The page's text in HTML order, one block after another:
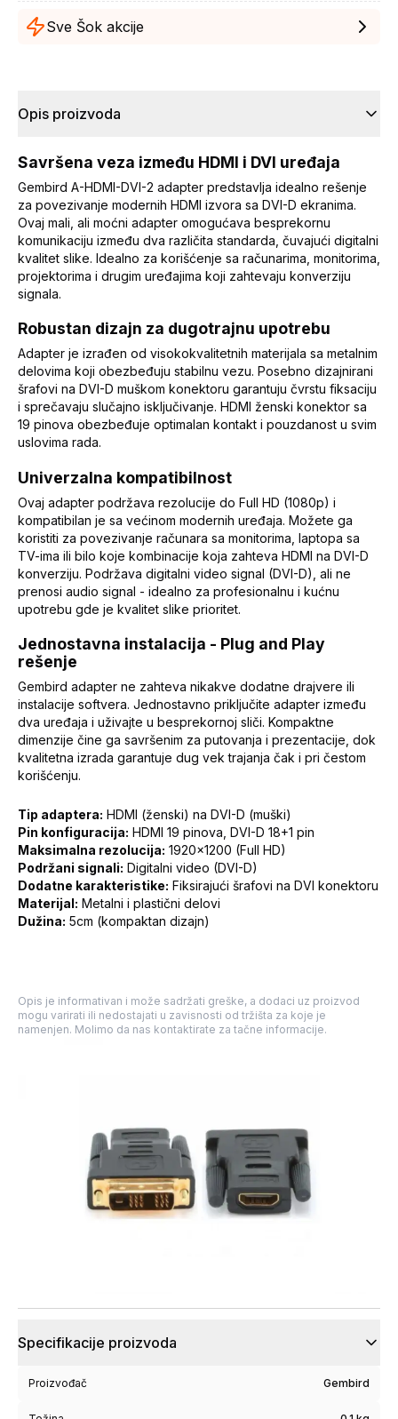
Sve Šok akcije
Opis proizvoda
Savršena veza između HDMI i DVI uređaja
Gembird A-HDMI-DVI-2 adapter predstavlja idealno rešenje
za povezivanje modernih HDMI izvora sa DVI-D ekranima.
Ovaj mali, ali moćni adapter omogućava besprekornu
komunikaciju između dva različita standarda, čuvajući digitalni
kvalitet slike. Idealno za korišćenje sa računarima, monitorima,
projektorima i drugim uređajima koji zahtevaju konverziju
signala.
Robustan dizajn za dugotrajnu upotrebu
Adapter je izrađen od visokokvalitetnih materijala sa metalnim
delovima koji obezbeđuju stabilnu vezu. Posebno dizajnirani
šrafovi na DVI-D muškom konektoru garantuju čvrstu fiksaciju
i sprečavaju slučajno isključivanje. HDMI ženski konektor sa
19 pinova obezbeđuje optimalan kontakt i pouzdanost u svim
uslovima rada.
Univerzalna kompatibilnost
Ovaj adapter podržava rezolucije do Full HD (1080p) i
kompatibilan je sa većinom modernih uređaja. Možete ga
koristiti za povezivanje računara sa monitorima, laptopa sa
TV-ima ili bilo koje kombinacije koja zahteva HDMI na DVI-D
konverziju. Podržava digitalni video signal (DVI-D), ali ne
prenosi audio signal - idealno za profesionalnu i kućnu
upotrebu gde je kvalitet slike prioritet.
Jednostavna instalacija - Plug and Play
rešenje
Gembird adapter ne zahteva nikakve dodatne drajvere ili
instalacije softvera. Jednostavno priključite adapter između
dva uređaja i uživajte u besprekornoj sliči. Kompaktne
dimenzije čine ga savršenim za putovanja i prezentacije, dok
kvalitetna izrada garantuje dug vek trajanja čak i pri čestom
korišćenju.
Tip adaptera: HDMI (ženski) na DVI-D (muški)
Pin konfiguracija: HDMI 19 pinova, DVI-D 18+1 pin
Maksimalna rezolucija: 1920x1200 (Full HD)
Podržani signali: Digitalni video (DVI-D)
Dodatne karakteristike: Fiksirajući šrafovi na DVI konektoru
Materijal: Metalni i plastični delovi
Dužina: 5cm (kompaktan dizajn)
Opis je informativan i može sadržati greške, a dodaci uz proizvod
mogu varirati ili nedostajati u zavisnosti od tržišta za koje je
namenjen. Molimo da nas kontaktirate za tačne informacije.
Specifikacije proizvoda
Proizvođač Gembird